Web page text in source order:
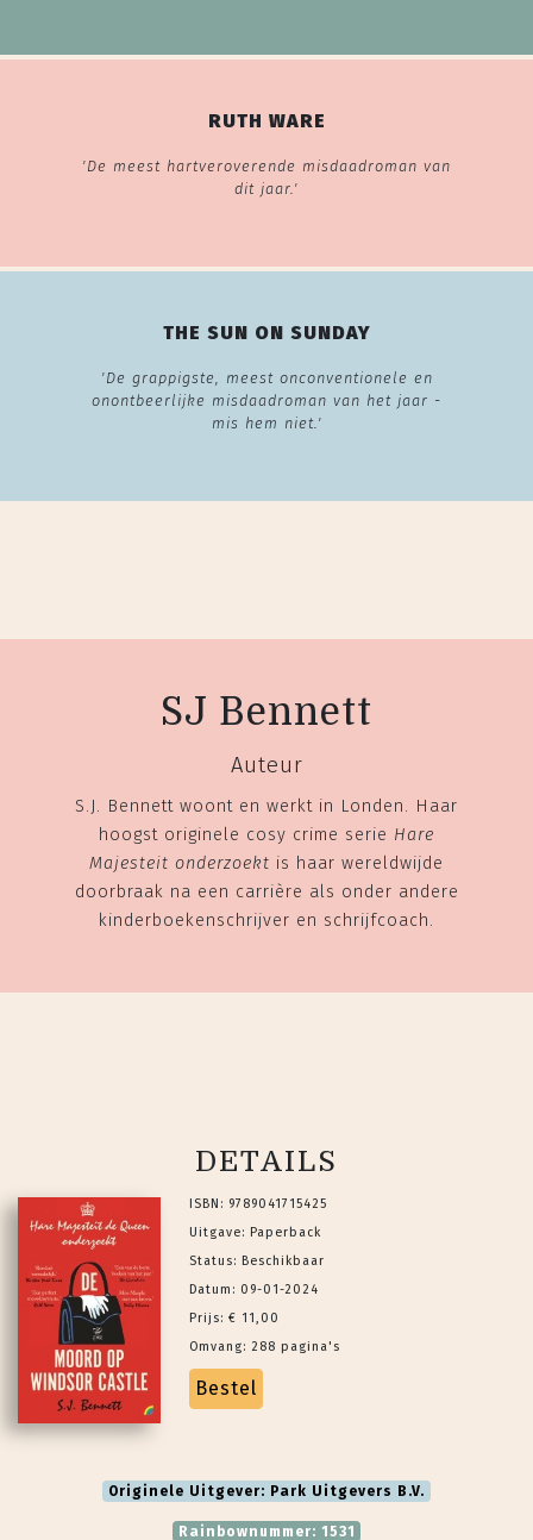
RUTH WARE
'De meest hartveroverende misdaadroman van
dit jaar.'
THE SUN ON SUNDAY
'De grappigste, meest onconventionele en
onontbeerlijke misdaadroman van het jaar -
mis hem niet.'
SJ Bennett
Auteur
S.J. Bennett woont en werkt in Londen. Haar
hoogst originele cosy crime serie Hare
Majesteit onderzoekt is haar wereldwijde
doorbraak na een carrière als onder andere
kinderboekenschrijver en schrijfcoach.
DETAILS
ISBN: 9789041715425
Uitgave: Paperback
Status: Beschikbaar
Datum: 09-01-2024
Prijs: € 11,00
Omvang: 288 pagina's
Bestel
Originele Uitgever: Park Uitgevers B.V.
Rainbownummer: 1531